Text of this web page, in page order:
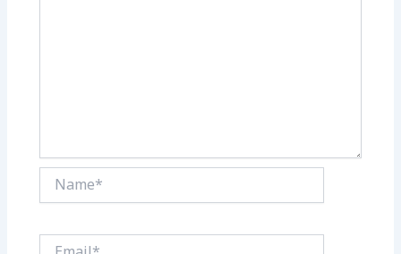
Name*
Email*